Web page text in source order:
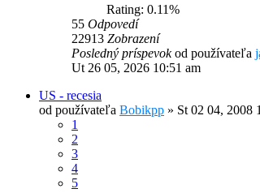
Rating: 0.11%
55 Odpovedí
22913 Zobrazení
Posledný príspevokod používateľa
Ut 26 05, 2026 10:51 am
US - recesia
od používateľa Bobikpp » St 02 04, 2008
1
2
3
4
5